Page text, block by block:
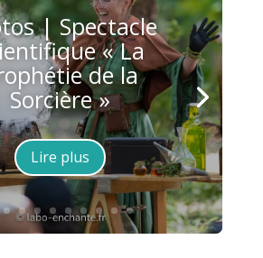
| Spectacle
« La
de la
Sorcière »
Lire plus